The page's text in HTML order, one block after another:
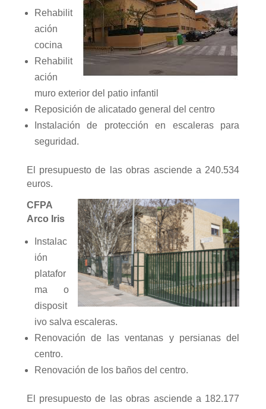
Rehabilit
ación
cocina
Rehabilit
ación
muro exterior del patio infantil
Reposición de alicatado general del centro
Instalación de protección en escaleras para
seguridad.
El presupuesto de las obras asciende a 240.534
euros.
CFPA
Arco Iris
Instalac
ión
platafor
ma o
disposit
ivo salva escaleras.
Renovación de las ventanas y persianas del
centro.
Renovación de los baños del centro.
El presupuesto de las obras asciende a 182.177